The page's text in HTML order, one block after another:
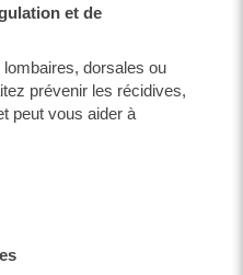
et de
dorsales ou
prévenir les récidives,
peut vous aider à